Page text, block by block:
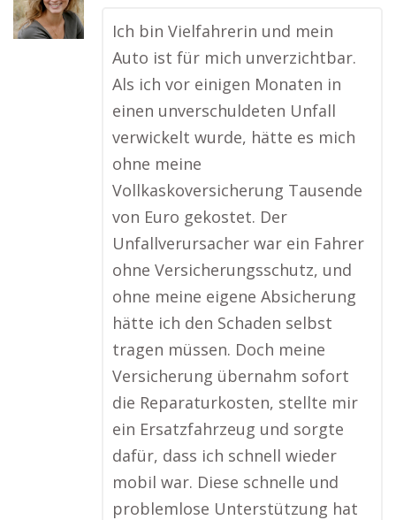
Ich bin Vielfahrerin und mein
Auto ist für mich unverzichtbar.
Als ich vor einigen Monaten in
einen unverschuldeten Unfall
verwickelt wurde, hätte es mich
ohne meine
Vollkaskoversicherung Tausende
von Euro gekostet. Der
Unfallverursacher war ein Fahrer
ohne Versicherungsschutz, und
ohne meine eigene Absicherung
hätte ich den Schaden selbst
tragen müssen. Doch meine
Versicherung übernahm sofort
die Reparaturkosten, stellte mir
ein Ersatzfahrzeug und sorgte
dafür, dass ich schnell wieder
mobil war. Diese schnelle und
problemlose Unterstützung hat